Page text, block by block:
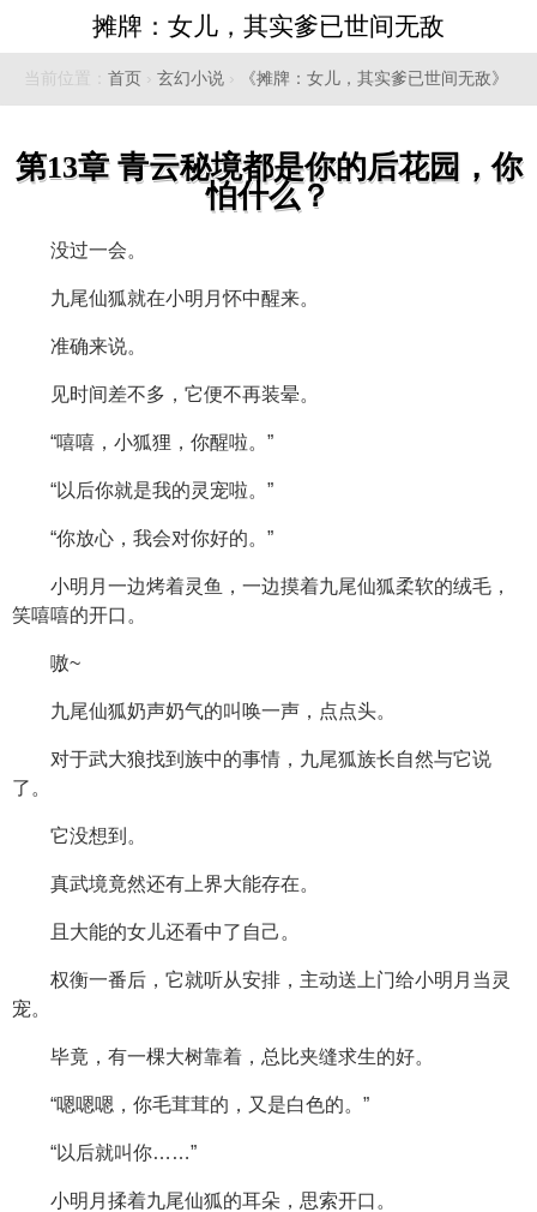
摊牌：女儿，其实爹已世间无敌
当前位置： 首页 › 玄幻小说 › 《摊牌：女儿，其实爹已世间无敌》
第13章 青云秘境都是你的后花园，你
怕什么？
没过一会。
九尾仙狐就在小明月怀中醒来。
准确来说。
见时间差不多，它便不再装晕。
“嘻嘻，小狐狸，你醒啦。”
“以后你就是我的灵宠啦。”
“你放心，我会对你好的。”
小明月一边烤着灵鱼，一边摸着九尾仙狐柔软的绒毛，
笑嘻嘻的开口。
嗷~
九尾仙狐奶声奶气的叫唤一声，点点头。
对于武大狼找到族中的事情，九尾狐族长自然与它说
了。
它没想到。
真武境竟然还有上界大能存在。
且大能的女儿还看中了自己。
权衡一番后，它就听从安排，主动送上门给小明月当灵
宠。
毕竟，有一棵大树靠着，总比夹缝求生的好。
“嗯嗯嗯，你毛茸茸的，又是白色的。”
“以后就叫你……”
小明月揉着九尾仙狐的耳朵，思索开口。